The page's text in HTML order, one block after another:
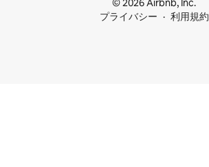
© 2026 Airbnb, Inc.
プライバシー
利用規約